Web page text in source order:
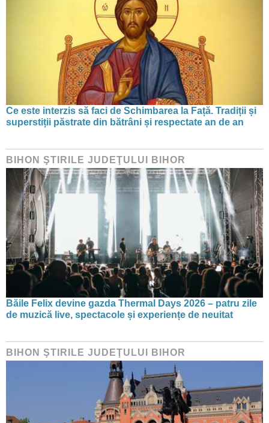
Ce este interzis să faci de Schimbarea la Față. Tradiții și
superstiții păstrate din bătrâni și respectate an de an
BIHON ŞTIRILE JUDEŢULUI BIHOR
Băile Felix devine gazda Thermal Days 2026 – patru zile
de muzică live, spectacole și experiențe de neuitat
BIHON ŞTIRILE JUDEŢULUI BIHOR